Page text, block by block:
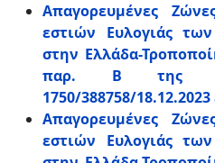
Απαγορευμένες
εστιών Ευλογιάς
στην Ελλάδα-
παρ. Β της
1750/388758/
Απαγορευμένες
εστιών Ευλογιάς